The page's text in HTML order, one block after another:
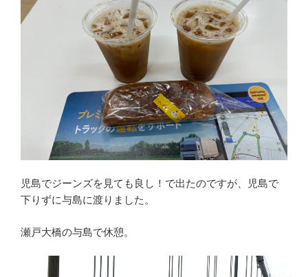
児島でジーンズを見ても良し！で出たのですが、児島で
下りずに与島に渡りました。
瀬戸大橋の与島で休憩。